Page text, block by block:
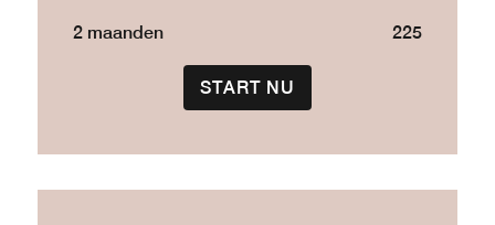
2 maanden 225
START NU